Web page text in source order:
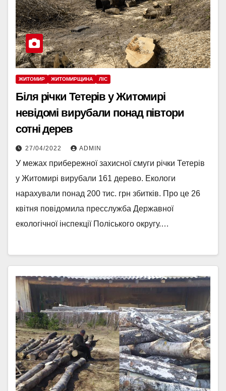
ЖИТОМИР ЖИТОМИРЩИНА ЛІС
Біля річки Тетерів у Житомирі
невідомі вирубали понад півтори
сотні дерев
27/04/2022 ADMIN
У межах прибережної захисної смуги річки Тетерів
у Житомирі вирубали 161 дерево. Екологи
нарахували понад 200 тис. грн збитків. Про це 26
квітня повідомила пресслужба Державної
екологічної інспекції Поліського округу.…